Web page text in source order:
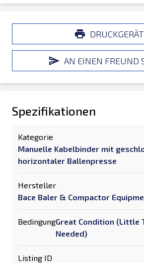
AN EINEN FREUND
Spezifikationen
Kategorie
Manuelle Kabelbinder mit
horizontaler Ballenpresse
Hersteller
Bace Baler & Compactor
BedingungGreat Condition (Little
Needed)
Listing ID